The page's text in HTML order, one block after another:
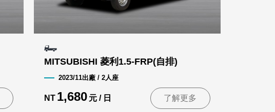
MITSUBISHI 菱利1.5-FRP(自排)
2023/11出廠 / 2人座
NT 1,680 元 / 日 了解更多